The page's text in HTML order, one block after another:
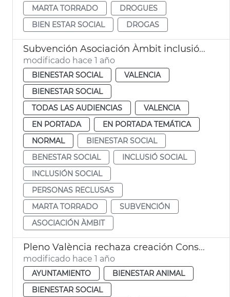
MARTA TORRADO
DROGUES
BIEN ESTAR SOCIAL
DROGAS
Subvención Asociación Àmbit inclusión social personas reclusas
modificado hace 1 año
BIENESTAR SOCIAL
VALENCIA
BIENESTAR SOCIAL
TODAS LAS AUDIENCIAS
VALENCIA
EN PORTADA
EN PORTADA TEMÁTICA
NORMAL
BIENESTAR SOCIAL
BENESTAR SOCIAL
INCLUSIÓ SOCIAL
INCLUSIÓN SOCIAL
PERSONAS RECLUSAS
MARTA TORRADO
SUBVENCIÓN
ASOCIACIÓN ÀMBIT
Pleno València rechaza creación Consejo Local de Inclusión y Derechos Sociales
modificado hace 1 año
AYUNTAMIENTO
BIENESTAR ANIMAL
BIENESTAR SOCIAL